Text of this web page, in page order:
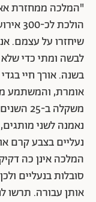
"המלכה ממחזרת
שיחזרו על עצמם.
לבשה ומתי כדי
אומרת, והמשתמע
משקלה
נאמנה לשני מותגים,
נעליים בצבע קרם
המלכה אינן כה
סובלות בנעליים
אותן עבורה. תרשו